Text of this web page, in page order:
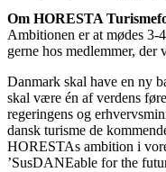
Om HORESTA
Ambitionen er at mødes 3-
gerne hos medlemmer,
Danmark skal have en ny
skal være én af verdens
regeringens og
dansk turisme de
HORESTAs ambition i
’SusDANEable for the